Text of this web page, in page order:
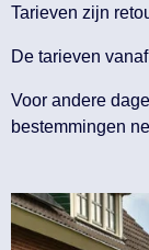
Tarieven zijn
De tarieven
Voor andere
bestemmingen